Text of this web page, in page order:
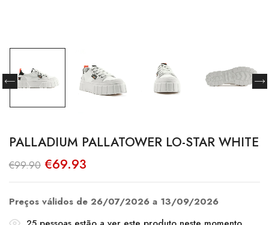
PALLADIUM PALLATOWER LO-STAR WHITE
€99.90 O
preço
original
€99.90.
€69.93
atual
€69.93.
Preços válidos de 26/07/2026 a 13/09/2026